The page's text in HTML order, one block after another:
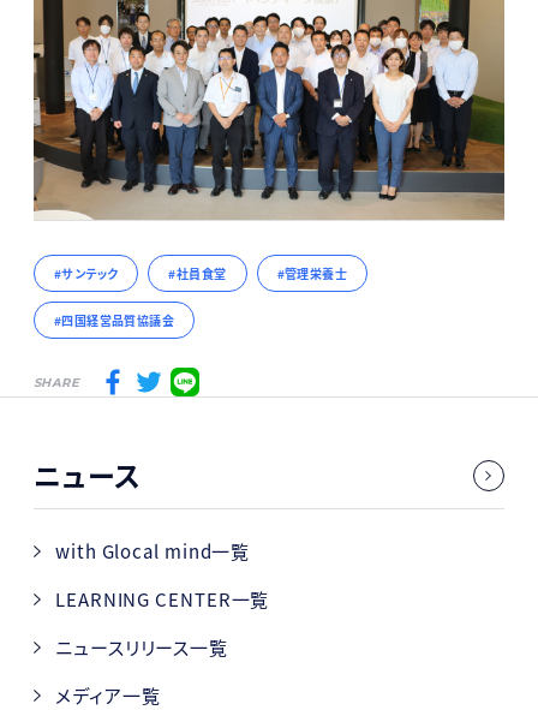
サンテック 社員食堂 管理栄養士
四国経営品質協議会
SHARE
ニュース
with Glocal mind一覧
LEARNING CENTER一覧
ニュースリリース一覧
メディア一覧